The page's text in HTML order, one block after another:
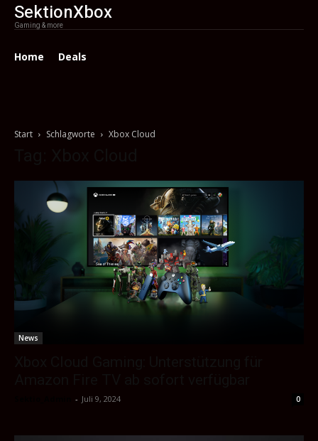
SektionXbox
Gaming & more
Home Deals
Start Schlagworte Xbox Cloud
News
- Juli 9, 2024 0